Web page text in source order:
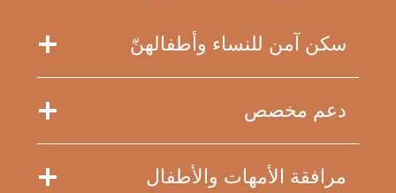
سكن آمن للنساء وأطفالهنّ
دعم مخصص
مرافقة الأمهات والأطفال